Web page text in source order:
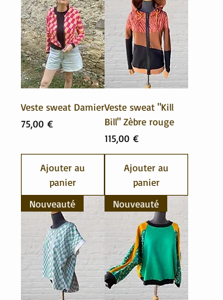
Veste sweat Damier
Prix
75,00 €
Ajouter au
panier
Veste sweat "Kill
Bill" Zèbre rouge
Prix
115,00 €
Ajouter au
panier
Nouveauté
Nouveauté